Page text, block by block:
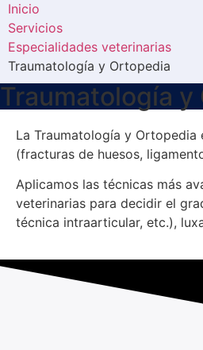
Inicio
Servicios
Especialidades veterinarias
Traumatología y Ortopedia
Traumatología y
La Traumatología y
(fracturas de huesos,
Aplicamos las técnicas más
veterinarias para decidir el
técnica intraarticular, etc.),